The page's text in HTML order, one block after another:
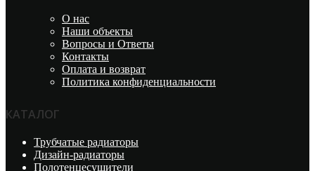
О нас
Наши объекты
Вопросы и Ответы
Контакты
Оплата и возврат
Политика конфиденциальности
КАТАЛОГ
Трубчатые радиаторы
Дизайн-радиаторы
Полотенцесушители